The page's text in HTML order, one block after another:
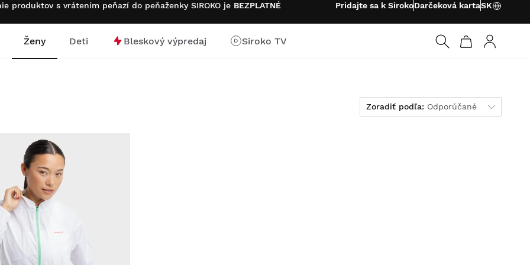
produktov s vrátením peňazí do peňaženky SIROKO je BEZPLATNÉ Pridajte sa k SirokoDarčeková kartaSK
Ženy Deti Bleskový výpredaj
Siroko TV
Zoradiť podľa
Zoradiť podľa: Odporúčané